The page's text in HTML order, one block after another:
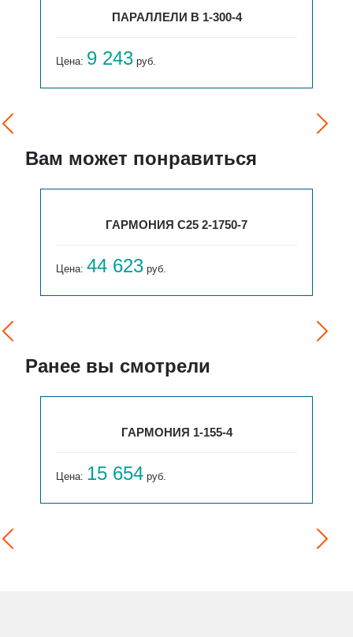
ПАРАЛЛЕЛИ В 1-300-4
Цена: 9 243 руб.
Вам может понравиться
ГАРМОНИЯ С25 2-1750-7
Цена:44 623 руб.
Ранее вы смотрели
ГАРМОНИЯ 1-155-4
Цена: 15 654 руб.